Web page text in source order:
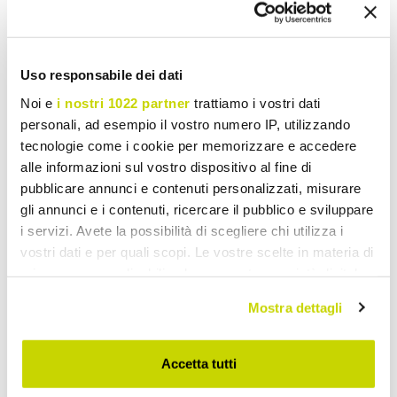
Uso responsabile dei dati
Noi e i nostri 1022 partner trattiamo i vostri dati
personali, ad esempio il vostro numero IP, utilizzando
tecnologie come i cookie per memorizzare e accedere
alle informazioni sul vostro dispositivo al fine di
pubblicare annunci e contenuti personalizzati, misurare
gli annunci e i contenuti, ricercare il pubblico e sviluppare
i servizi. Avete la possibilità di scegliere chi utilizza i
vostri dati e per quali scopi. Le vostre scelte in materia di
modificare o revocare il proprio consenso in qualsiasi
momento dalla Dichiarazione sui cookie o facendo clic
sull'icona di attivazione della privacy.
Mostra dettagli
Accetta tutti
To write a review you must login
Wish List Write your review Print
Share
Shower Heads